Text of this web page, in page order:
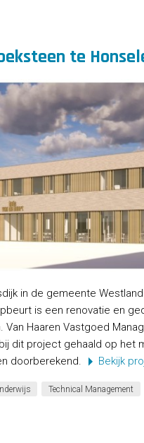
te
in de gemeente
is een renovatie en
Haaren Vastgoed
dit project gehaald op het
doorberekend.
Bekijk
Technical Management